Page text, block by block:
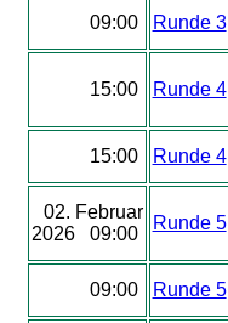
09:00 Runde 3
15:00 Runde 4
15:00 Runde 4
02. Februar
2026 09:00
Runde 5
09:00 Runde 5